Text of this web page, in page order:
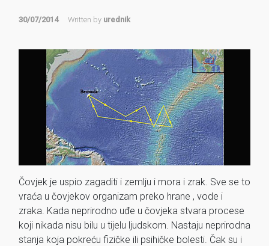
30/07/2014 Written by urednik
Čovjek je uspio zagaditi i zemlju i mora i zrak. Sve se to
vraća u čovjekov organizam preko hrane , vode i
zraka. Kada neprirodno uđe u čovjeka stvara procese
koji nikada nisu bilu u tijelu ljudskom. Nastaju neprirodna
stanja koja pokreću fizičke ili psihičke bolesti. Čak su i